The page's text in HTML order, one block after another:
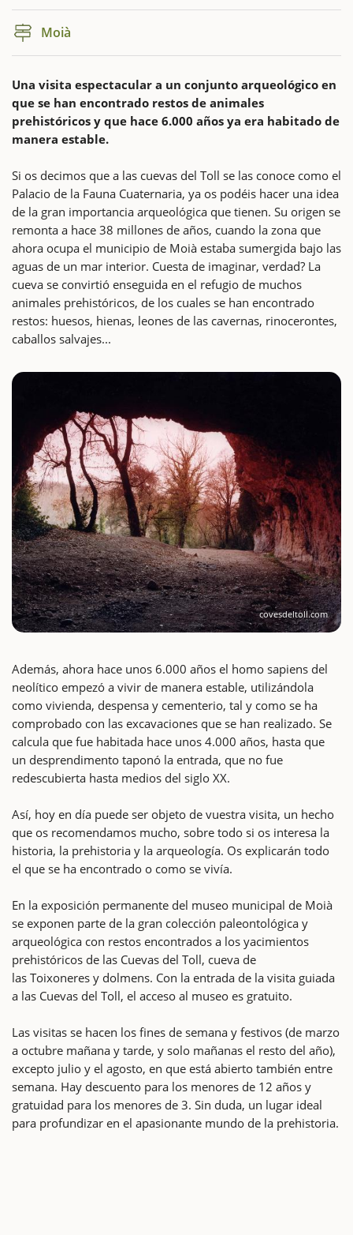
Moià
Una visita espectacular a un conjunto arqueológico en
que se han encontrado restos de animales
prehistóricos y que hace 6.000 años ya era habitado de
manera estable.
Si os decimos que a las cuevas del Toll se las conoce como el
Palacio de la Fauna Cuaternaria, ya os podéis hacer una idea
de la gran importancia arqueológica que tienen. Su origen se
remonta a hace 38 millones de años, cuando la zona que
ahora ocupa el municipio de Moià estaba sumergida bajo las
aguas de un mar interior. Cuesta de imaginar, verdad? La
cueva se convirtió enseguida en el refugio de muchos
animales prehistóricos, de los cuales se han encontrado
restos: huesos, hienas, leones de las cavernas, rinocerontes,
caballos salvajes...
covesdeltoll.com
Además, ahora hace unos 6.000 años el homo sapiens del
neolítico empezó a vivir de manera estable, utilizándola
como vivienda, despensa y cementerio, tal y como se ha
comprobado con las excavaciones que se han realizado. Se
calcula que fue habitada hace unos 4.000 años, hasta que
un desprendimento taponó la entrada, que no fue
redescubierta hasta medios del siglo XX.
Así, hoy en día puede ser objeto de vuestra visita, un hecho
que os recomendamos mucho, sobre todo si os interesa la
historia, la prehistoria y la arqueología. Os explicarán todo
el que se ha encontrado o como se vivía.
En la exposición permanente del museo municipal de Moià
se exponen parte de la gran colección paleontológica y
arqueológica con restos encontrados a los yacimientos
prehistóricos de las Cuevas del Toll, cueva de
las Toixoneres y dolmens. Con la entrada de la visita guiada
a las Cuevas del Toll, el acceso al museo es gratuito.
Las visitas se hacen los fines de semana y festivos (de marzo
a octubre mañana y tarde, y solo mañanas el resto del año),
excepto julio y el agosto, en que está abierto también entre
semana. Hay descuento para los menores de 12 años y
gratuidad para los menores de 3. Sin duda, un lugar ideal
para profundizar en el apasionante mundo de la prehistoria.